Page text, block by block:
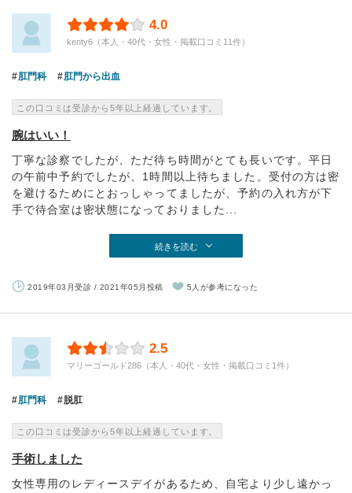
4.0
kenty6（本人・40代・女性・掲載口コミ11件）
肛門科 肛門から出血
この口コミは受診から5年以上経過しています。
腕はいい！
丁寧な診察でしたが、ただ待ち時間がとても長いです。平日
の午前中予約でしたが、1時間以上待ちました。受付の方は密
を避けるためにとおっしゃってましたが、予約の入れ方が下
手で待合室は密状態になっておりました...
続きを読む
2019年03月受診 / 2021年05月投稿 5人が参考になった
2.5
マリーゴールド286（本人・40代・女性・掲載口コミ1件）
肛門科 脱肛
この口コミは受診から5年以上経過しています。
手術しました
女性専用のレディースデイがあるため、自宅より少し遠かっ